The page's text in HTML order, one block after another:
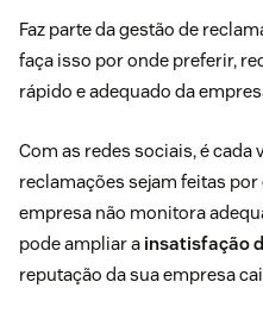
Faz parte da gestão de
faça isso por onde preferir,
rápido e adequado da
Com as redes sociais, é cada
reclamações sejam feitas por
empresa não monitora
pode ampliar a insatisfação
reputação da sua empresa